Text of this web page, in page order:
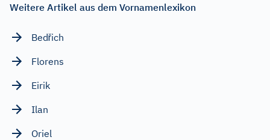
Weitere Artikel aus dem Vornamenlexikon
Bedřich
Florens
Eirik
Ilan
Oriel